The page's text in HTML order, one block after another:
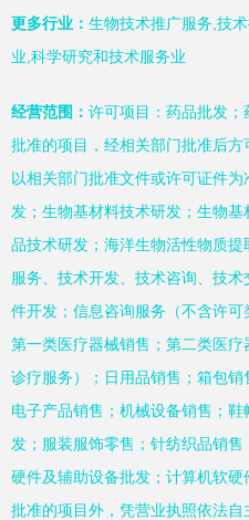
更多行业： 生物技术推广服务,技
业,科学研究和技术服务业
经营范围： 许可项目：药品批发
批准的项目，经相关部门批准后
以相关部门批准文件或许可证件
发；生物基材料技术研发；生物
品技术研发；海洋生物活性物质
服务、技术开发、技术咨询、技
件开发；信息咨询服务（不含许可
第一类医疗器械销售；第二类医
诊疗服务）；日用品销售；箱包销
电子产品销售；机械设备销售；
发；服装服饰零售；针纺织品销
硬件及辅助设备批发；计算机软
批准的项目外，凭营业执照依法自